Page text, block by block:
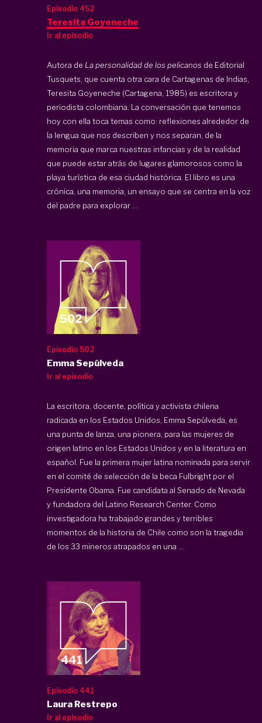
Episodio 452
Teresita Goyeneche
Ir al episodio
Autora de La personalidad de los pelicanos de Editorial
Tusquets, que cuenta otra cara de Cartagenas de Indias,
Teresita Goyeneche (Cartagena, 1985) es escritora y
periodista colombiana. La conversación que tenemos
hoy con ella toca temas como: reflexiones alrededor de
la lengua que nos describen y nos separan, de la
memoria que marca nuestras infancias y de la realidad
que puede estar atrás de lugares glamorosos como la
playa turística de esa ciudad histórica. El libro es una
crónica, una memoria, un ensayo que se centra en la voz
del padre para explorar ...
Episodio 502
Emma Sepúlveda
Ir al episodio
La escritora, docente, política y activista chilena
radicada en los Estados Unidos, Emma Sepúlveda, es
una punta de lanza, una pionera, para las mujeres de
origen latino en los Estados Unidos y en la literatura en
español. Fue la primera mujer latina nominada para servir
en el comité de selección de la beca Fulbright por el
Presidente Obama. Fue candidata al Senado de Nevada
y fundadora del Latino Research Center. Como
investigadora ha trabajado grandes y terribles
momentos de la historia de Chile como son la tragedia
de los 33 mineros atrapados en una ...
Episodio 441
Laura Restrepo
Ir al episodio